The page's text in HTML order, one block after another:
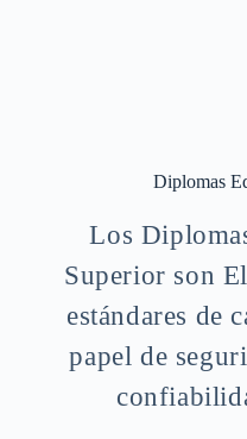
Diplomas
Los
Superior son
estándares de
papel de